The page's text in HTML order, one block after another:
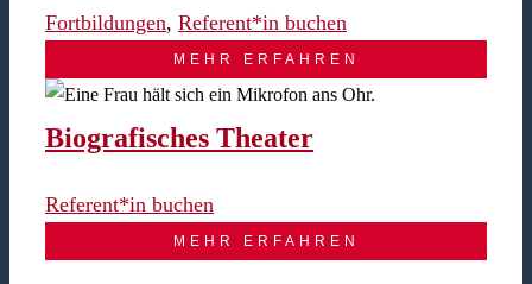
Fortbildungen, Referent*in buchen
MEHR ERFAHREN
Biografisches Theater
Referent*in buchen
MEHR ERFAHREN